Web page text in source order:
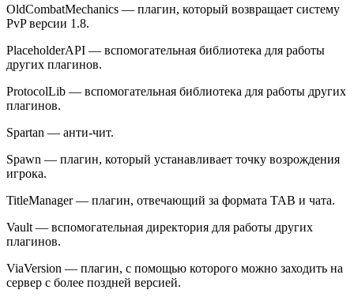
OldCombatMechanics — плагин, который возвращает систему
PvP версии 1.8.
PlaceholderAPI — вспомогательная библиотека для работы
других плагинов.
ProtocolLib — вспомогательная библиотека для работы других
плагинов.
Spartan — анти-чит.
Spawn — плагин, который устанавливает точку возрождения
игрока.
TitleManager — плагин, отвечающий за формата TAB и чата.
Vault — вспомогательная директория для работы других
плагинов.
ViaVersion — плагин, с помощью которого можно заходить на
сервер с более поздней версией.